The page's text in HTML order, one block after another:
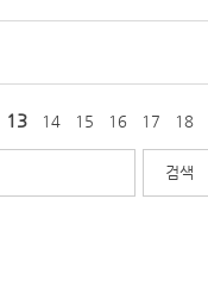
13 14 15 16 17 18